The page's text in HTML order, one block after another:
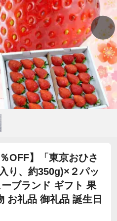
OFF】「東京おひさ
り、約350g)×２パッ
ブランド ギフト 果
お礼品 御礼品 誕生日